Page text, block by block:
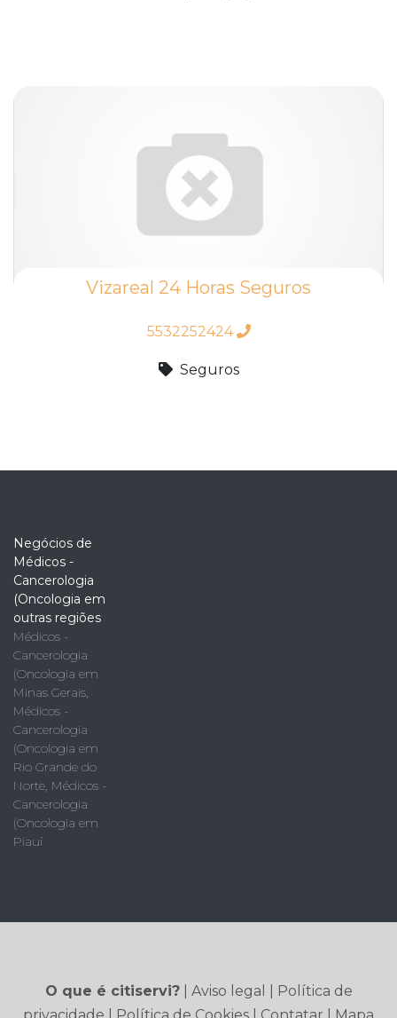
Vizareal 24 Horas Seguros
5532252424
Seguros
Negócios de
Médicos -
Cancerologia
(Oncologia em
outras regiões
Médicos -
Cancerologia
(Oncologia em
Minas Gerais,
Médicos -
Cancerologia
(Oncologia em
Rio Grande do
Norte, Médicos -
Cancerologia
(Oncologia em
Piauí
O que é citiservi?| Aviso legal
Política de